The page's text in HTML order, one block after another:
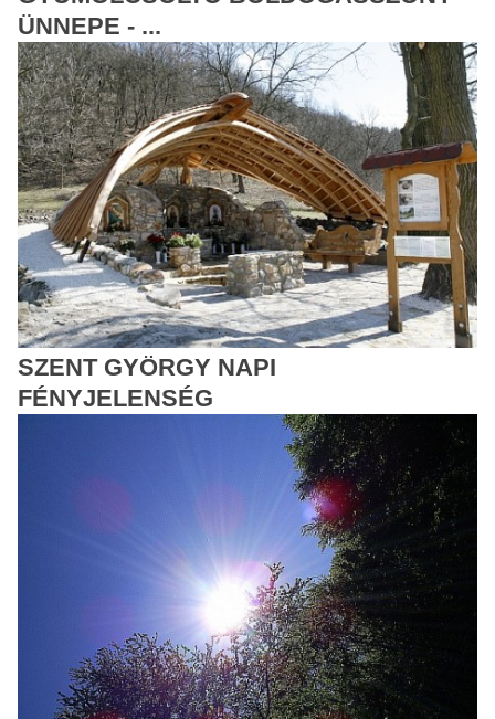
ÜNNEPE - ...
SZENT GYÖRGY NAPI
FÉNYJELENSÉG